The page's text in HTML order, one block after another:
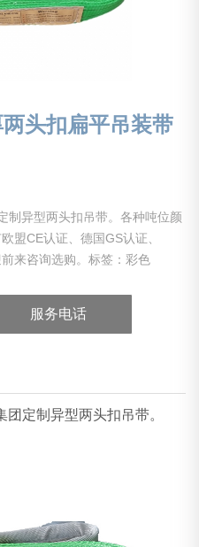
头扣扁平吊装带
制异型两头扣吊带。各种吨位颜
盟CE认证、德国GS认证、
来咨询选购。标签：彩色
服务电话
定制异型两头扣吊带。